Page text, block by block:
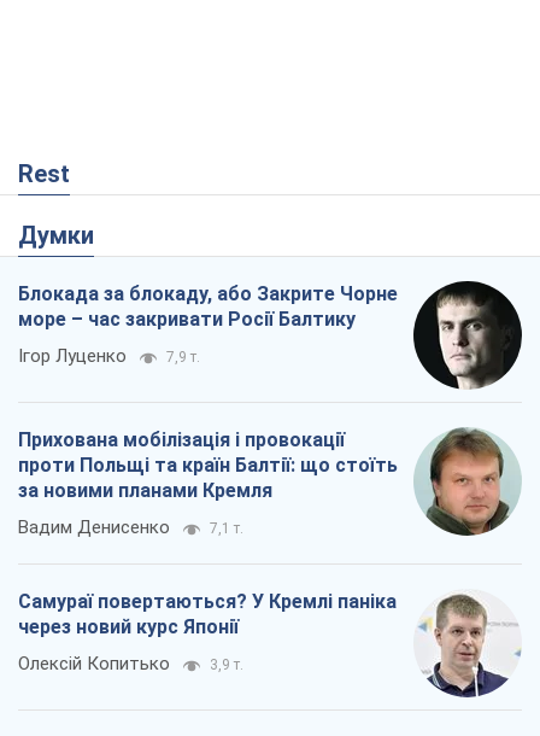
Rest
Думки
Блокада за блокаду, або Закрите Чорне
море – час закривати Росії Балтику
Ігор Луценко 7,9 т.
Прихована мобілізація і провокації
проти Польщі та країн Балтії: що стоїть
за новими планами Кремля
Вадим Денисенко 7,1 т.
Самураї повертаються? У Кремлі паніка
через новий курс Японії
Олексій Копитько 3,9 т.